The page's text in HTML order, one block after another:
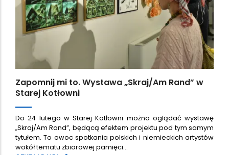
Zapomnij mi to. Wystawa „Skraj/Am Rand” w
Starej Kotłowni
Do 24 lutego w Starej Kotłowni można oglądać wystawę
„Skraj/Am Rand”, będącą efektem projektu pod tym samym
tytułem. To owoc spotkania polskich i niemieckich artystów
wokół tematu zbiorowej pamięci…